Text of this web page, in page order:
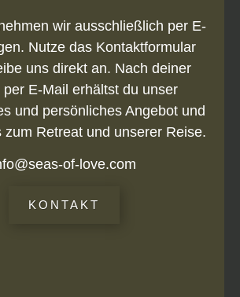
wir ausschließlich per E-
Nutze das Kontaktformular
uns direkt an. Nach deiner
per E-Mail erhältst du unser
und persönliches Angebot und
zum Retreat und unserer Reise.
of-love.com
KONTAKT